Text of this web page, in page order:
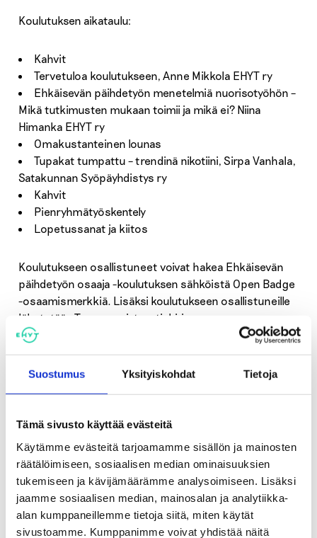
Suostumus Yksityiskohdat Tietoja
Tämä sivusto käyttää evästeitä
Käytämme evästeitä tarjoamamme sisällön ja mainosten
räätälöimiseen, sosiaalisen median ominaisuuksien
tukemiseen ja kävijämäärämme analysoimiseen. Lisäksi
jaamme sosiaalisen median, mainosalan ja analytiikka-
alan kumppaneillemme tietoja siitä, miten käytät
sivustoamme. Kumppanimme voivat yhdistää näitä
Koulutuksen aikataulu:
Kahvit
Tervetuloa koulutukseen, Anne Mikkola EHYT ry
Ehkäisevän päihdetyön menetelmiä nuorisotyöhön –
Mikä tutkimusten mukaan toimii ja mikä ei? Niina
Himanka EHYT ry
Omakustanteinen lounas
Tupakat tumpattu – trendinä nikotiini, Sirpa Vanhala,
Satakunnan Syöpäyhdistys ry
Kahvit
Pienryhmätyöskentely
Lopetussanat ja kiitos
Koulutukseen osallistuneet voivat hakea Ehkäisevän
päihdetyön osaaja -koulutuksen sähköistä Open Badge
-osaamismerkkiä. Lisäksi koulutukseen osallistuneille
lähetetään Tsemppaajat-uutiskirje.
Ilmoittautuminen
ilmoittautunutta. Ilmoittautuneille lähetetään
lisätietoa koulutuksesta noin viikkoa ennen
koulutusta. Ilmoittautuminen 10.1.2023
mennessä linkin kautta:
LINKKI